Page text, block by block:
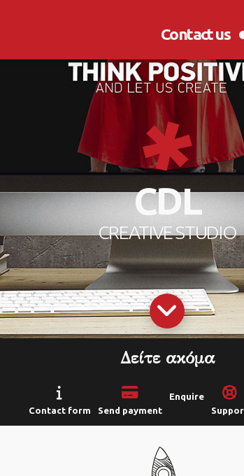
Contact us
CDL
CREATIVE STUDIO
Δείτε ακόμα
Contact form Send payment
Enquire